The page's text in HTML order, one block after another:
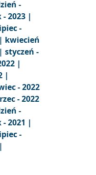
-
2023 |
-
kwiecień
styczeń -
|
|
- 2022
- 2022
-
2021 |
-